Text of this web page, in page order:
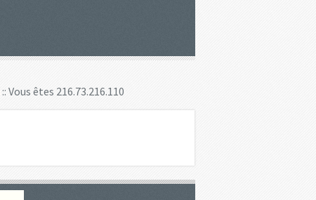
:: Vous êtes 216.73.216.110